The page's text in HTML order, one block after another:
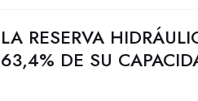
LA RESERVA
63,4% DE SU